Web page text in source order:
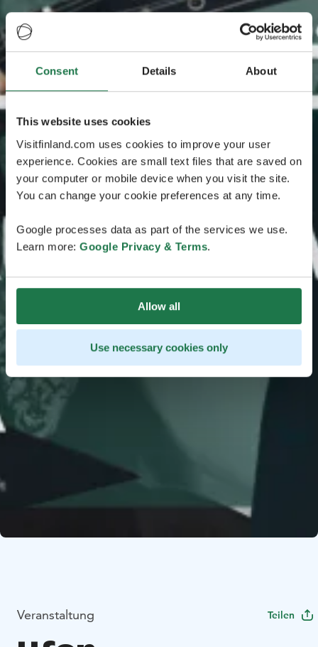
Consent Details About
This website uses cookies
Visitfinland.com uses cookies to improve your user
experience. Cookies are small text files that are saved on
your computer or mobile device when you visit the site.
You can change your cookie preferences at any time.
Google processes data as part of the services we use.
Learn more: Google Privacy & Terms.
Allow all
Use necessary cookies only
Veranstaltung Teilen